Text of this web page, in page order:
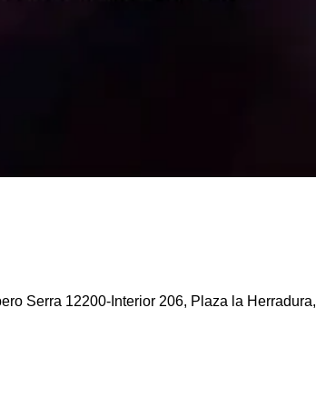
Serra 12200-Interior 206, Plaza la Herradura,